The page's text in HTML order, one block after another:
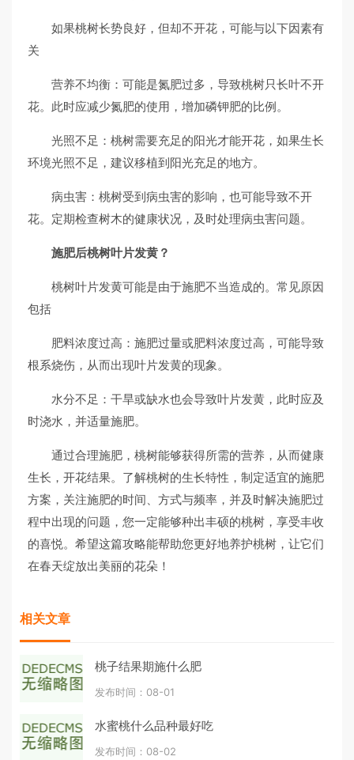
如果桃树长势良好，但却不开花，可能与以下因素有
关
营养不均衡：可能是氮肥过多，导致桃树只长叶不开
花。此时应减少氮肥的使用，增加磷钾肥的比例。
光照不足：桃树需要充足的阳光才能开花，如果生长
环境光照不足，建议移植到阳光充足的地方。
病虫害：桃树受到病虫害的影响，也可能导致不开
花。定期检查树木的健康状况，及时处理病虫害问题。
施肥后桃树叶片发黄？
桃树叶片发黄可能是由于施肥不当造成的。常见原因
包括
肥料浓度过高：施肥过量或肥料浓度过高，可能导致
根系烧伤，从而出现叶片发黄的现象。
水分不足：干旱或缺水也会导致叶片发黄，此时应及
时浇水，并适量施肥。
通过合理施肥，桃树能够获得所需的营养，从而健康
生长，开花结果。了解桃树的生长特性，制定适宜的施肥
方案，关注施肥的时间、方式与频率，并及时解决施肥过
程中出现的问题，您一定能够种出丰硕的桃树，享受丰收
的喜悦。希望这篇攻略能帮助您更好地养护桃树，让它们
在春天绽放出美丽的花朵！
相关文章
桃子结果期施什么肥
发布时间：08-01
水蜜桃什么品种最好吃
发布时间：08-02